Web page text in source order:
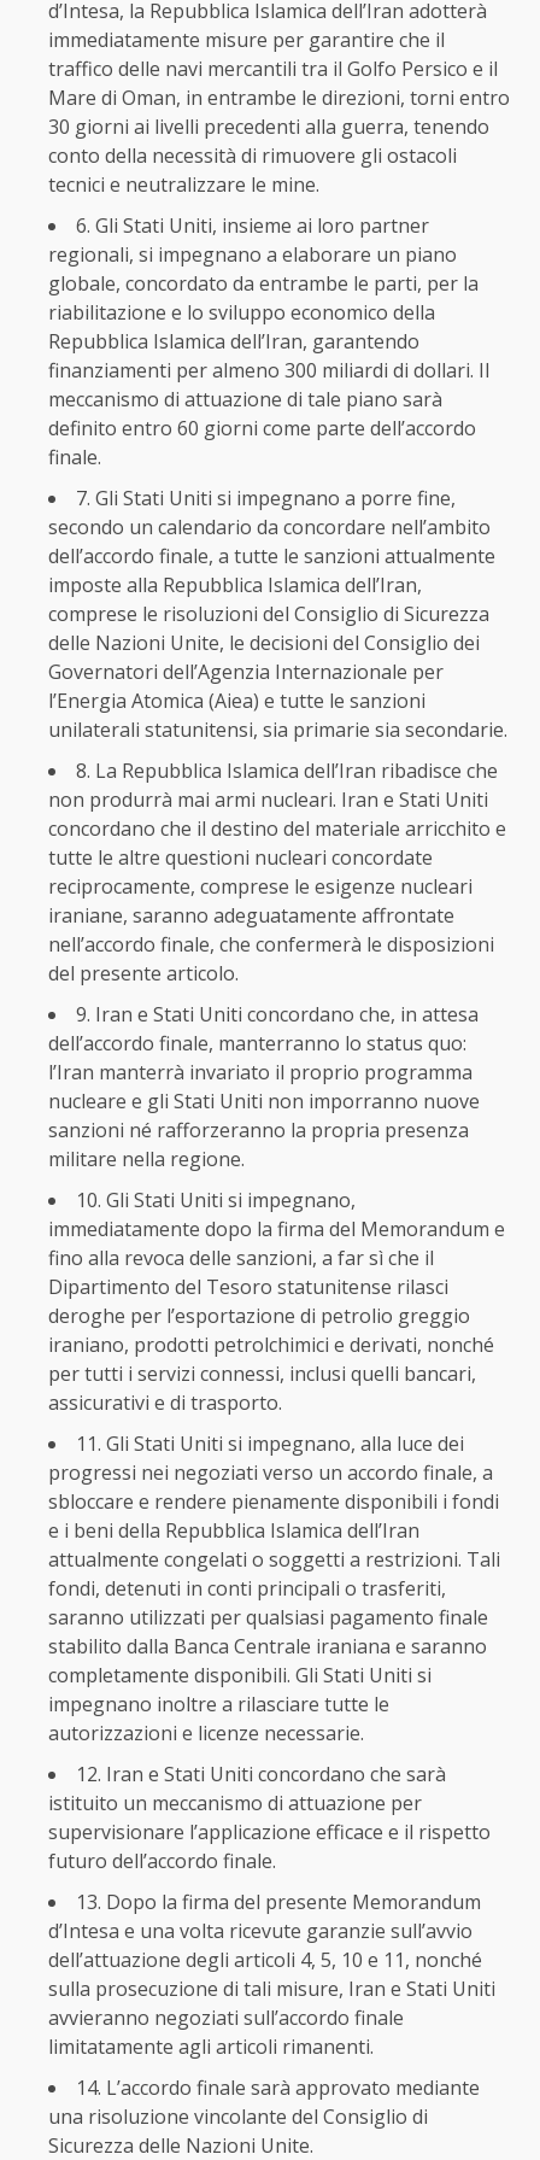
d’Intesa, la Repubblica Islamica dell’Iran adotterà
immediatamente misure per garantire che il
traffico delle navi mercantili tra il Golfo Persico e il
Mare di Oman, in entrambe le direzioni, torni entro
30 giorni ai livelli precedenti alla guerra, tenendo
conto della necessità di rimuovere gli ostacoli
tecnici e neutralizzare le mine.
6. Gli Stati Uniti, insieme ai loro partner
regionali, si impegnano a elaborare un piano
globale, concordato da entrambe le parti, per la
riabilitazione e lo sviluppo economico della
Repubblica Islamica dell’Iran, garantendo
finanziamenti per almeno 300 miliardi di dollari. Il
meccanismo di attuazione di tale piano sarà
definito entro 60 giorni come parte dell’accordo
finale.
7. Gli Stati Uniti si impegnano a porre fine,
secondo un calendario da concordare nell’ambito
dell’accordo finale, a tutte le sanzioni attualmente
imposte alla Repubblica Islamica dell’Iran,
comprese le risoluzioni del Consiglio di Sicurezza
delle Nazioni Unite, le decisioni del Consiglio dei
Governatori dell’Agenzia Internazionale per
l’Energia Atomica (Aiea) e tutte le sanzioni
unilaterali statunitensi, sia primarie sia secondarie.
8. La Repubblica Islamica dell’Iran ribadisce che
non produrrà mai armi nucleari. Iran e Stati Uniti
concordano che il destino del materiale arricchito e
tutte le altre questioni nucleari concordate
reciprocamente, comprese le esigenze nucleari
iraniane, saranno adeguatamente affrontate
nell’accordo finale, che confermerà le disposizioni
del presente articolo.
9. Iran e Stati Uniti concordano che, in attesa
dell’accordo finale, manterranno lo status quo:
l’Iran manterrà invariato il proprio programma
nucleare e gli Stati Uniti non imporranno nuove
sanzioni né rafforzeranno la propria presenza
militare nella regione.
10. Gli Stati Uniti si impegnano,
immediatamente dopo la firma del Memorandum e
fino alla revoca delle sanzioni, a far sì che il
Dipartimento del Tesoro statunitense rilasci
deroghe per l’esportazione di petrolio greggio
iraniano, prodotti petrolchimici e derivati, nonché
per tutti i servizi connessi, inclusi quelli bancari,
assicurativi e di trasporto.
11. Gli Stati Uniti si impegnano, alla luce dei
progressi nei negoziati verso un accordo finale, a
sbloccare e rendere pienamente disponibili i fondi
e i beni della Repubblica Islamica dell’Iran
attualmente congelati o soggetti a restrizioni. Tali
fondi, detenuti in conti principali o trasferiti,
saranno utilizzati per qualsiasi pagamento finale
stabilito dalla Banca Centrale iraniana e saranno
completamente disponibili. Gli Stati Uniti si
impegnano inoltre a rilasciare tutte le
autorizzazioni e licenze necessarie.
12. Iran e Stati Uniti concordano che sarà
istituito un meccanismo di attuazione per
supervisionare l’applicazione efficace e il rispetto
futuro dell’accordo finale.
13. Dopo la firma del presente Memorandum
d’Intesa e una volta ricevute garanzie sull’avvio
dell’attuazione degli articoli 4, 5, 10 e 11, nonché
sulla prosecuzione di tali misure, Iran e Stati Uniti
avvieranno negoziati sull’accordo finale
limitatamente agli articoli rimanenti.
14. L’accordo finale sarà approvato mediante
una risoluzione vincolante del Consiglio di
Sicurezza delle Nazioni Unite.